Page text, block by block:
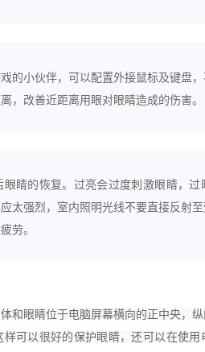
的小伙伴，可以配置外接鼠标及键盘
，改善近距离用眼对眼睛造成的伤害。
睛的恢复。过亮会过度刺激眼睛，
太强烈，室内照明光线不要直接反射
劳。
和眼睛位于电脑屏幕横向的正中央，
样可以很好的保护眼睛，还可以在使